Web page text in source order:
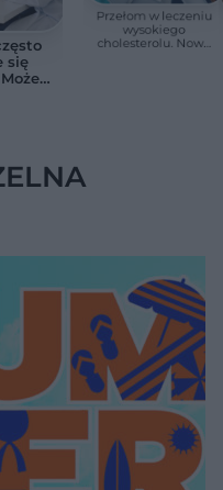
się
Przełom w leczeniu
wysokiego
cholesterolu. Nowa